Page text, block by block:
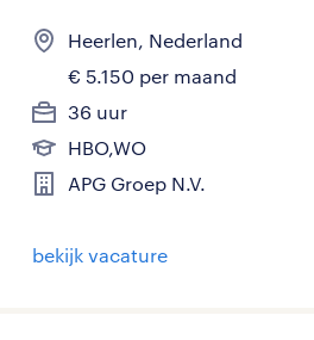
Heerlen, Nederland
€ 5.150 per maand
36 uur
HBO,WO
APG Groep N.V.
bekijk vacature